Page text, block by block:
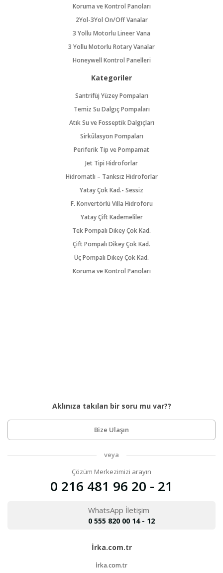
Koruma ve Kontrol Panoları
2Yol-3Yol On/Off Vanalar
3 Yollu Motorlu Lineer Vana
3 Yollu Motorlu Rotary Vanalar
Honeywell Kontrol Panelleri
Kategoriler
Santrifüj Yüzey Pompaları
Temiz Su Dalgıç Pompaları
Atık Su ve Fosseptik Dalgıçları
Sirkülasyon Pompaları
Periferik Tip ve Pompamat
Jet Tipi Hidroforlar
Hidromatlı – Tanksız Hidroforlar
Yatay Çok Kad.- Sessiz
F. Konvertörlü Villa Hidroforu
Yatay Çift Kademeliler
Tek Pompalı Dikey Çok Kad.
Çift Pompalı Dikey Çok Kad.
Üç Pompalı Dikey Çok Kad.
Koruma ve Kontrol Panoları
Aklınıza takılan bir soru mu var??
Bize Ulaşın
veya
Çözüm Merkezimizi arayın
0 216 481 96 20 - 21
WhatsApp İletişim
0 555 820 00 14 - 12
İrka.com.tr
İrka.com.tr